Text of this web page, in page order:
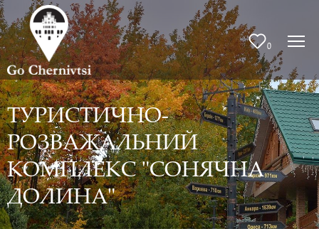
0
ТУРИСТИЧНО-
РОЗВАЖАЛЬНИЙ
КОМПЛЕКС "СОНЯЧНА
ДОЛИНА"